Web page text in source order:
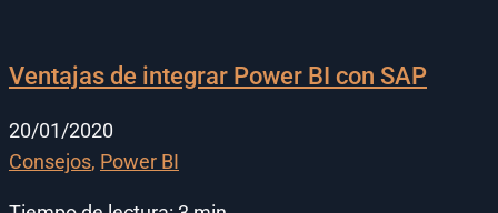
Ventajas de integrar Power BI con SAP
20/01/2020
Consejos, Power BI